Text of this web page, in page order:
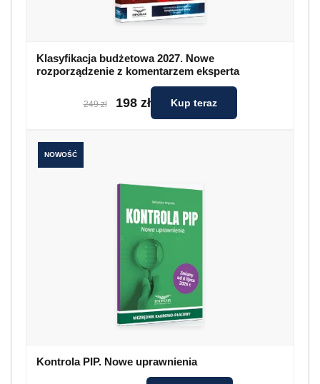
Klasyfikacja budżetowa 2027. Nowe
rozporządzenie z komentarzem eksperta
249 zł 198 zł Kup teraz
NOWOŚĆ
Kontrola PIP. Nowe uprawnienia